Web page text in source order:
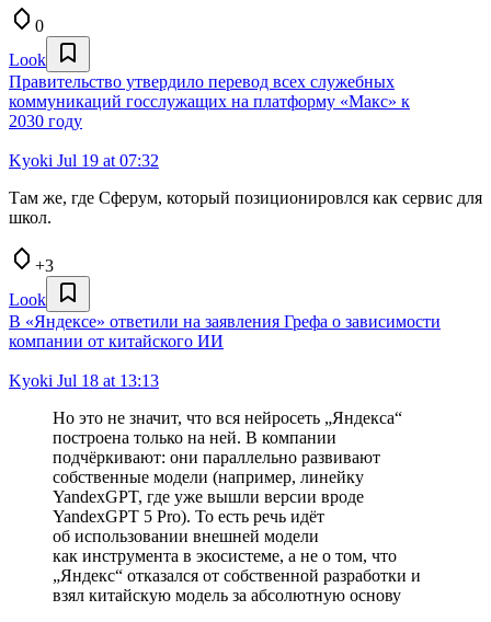
0
Look
Правительство утвердило перевод всех служебных
коммуникаций госслужащих на платформу «Макс» к
2030 году
Kyoki Jul 19 at 07:32
Там же, где Сферум, который позиционировлся как сервис для
школ.
+3
Look
В «Яндексе» ответили на заявления Грефа о зависимости
компании от китайского ИИ
Kyoki Jul 18 at 13:13
Но это не значит, что вся нейросеть „Яндекса“
построена только на ней. В компании
подчёркивают: они параллельно развивают
собственные модели (например, линейку
YandexGPT, где уже вышли версии вроде
YandexGPT 5 Pro). То есть речь идёт
об использовании внешней модели
как инструмента в экосистеме, а не о том, что
„Яндекс“ отказался от собственной разработки и
взял китайскую модель за абсолютную основу